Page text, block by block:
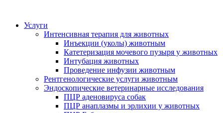
Услуги
Интенсивная терапия для животных
Инъекции (уколы) животным
Катетеризация мочевого пузыря у животных
Интубация животных
Проведение инфузии животным
Рентгенологические услуги животным
Эндоскопические ветеринарные исследования
ПЦР аденовируса собак
ПЦР анаплазмы и эрлихии у животных